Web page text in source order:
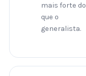
mais forte do
que o
generalista.